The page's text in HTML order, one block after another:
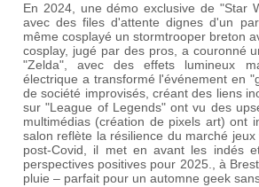
En 2024, une démo exclusive de "Star
avec des files d'attente dignes d'un
même cosplayé un stormtrooper breton
cosplay, jugé par des pros, a couronné
"Zelda", avec des effets lumineux
électrique a transformé l'événement en
de société improvisés, créant des liens
sur "League of Legends" ont vu des
multimédias (création de pixels art) ont
salon reflète la résilience du marché
post-Covid, il met en avant les indés
perspectives positives pour 2025., à
pluie – parfait pour un automne geek